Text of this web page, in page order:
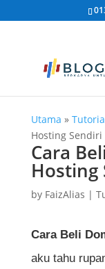
Utama »
Hosting Sendiri
Cara
Hosting
by FaizAlias |
Cara Beli
aku tahu